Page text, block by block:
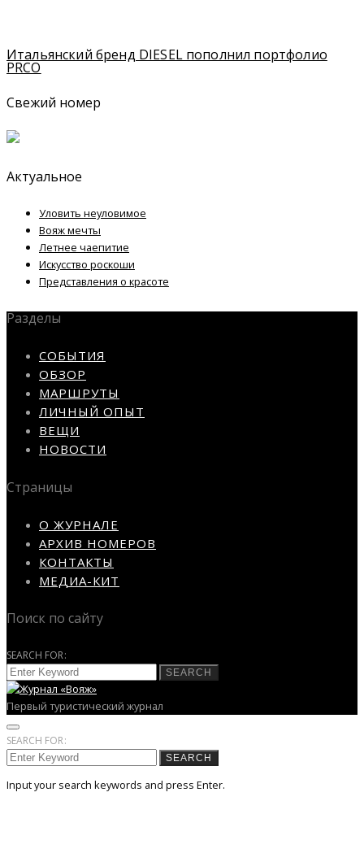
Итальянский бренд DIESEL пополнил портфолио
PRCO
Свежий номер
Актуальное
Уловить неуловимое
Вояж мечты
Летнее чаепитие
Искусство роскоши
Представления о красоте
Разделы
СОБЫТИЯ
ОБЗОР
МАРШРУТЫ
ЛИЧНЫЙ ОПЫТ
ВЕЩИ
НОВОСТИ
Страницы
О ЖУРНАЛЕ
АРХИВ НОМЕРОВ
КОНТАКТЫ
МЕДИА-КИТ
Поиск по сайту
SEARCH FOR:
SEARCH
Первый туристический журнал
SEARCH FOR:
SEARCH
Input your search keywords and press Enter.